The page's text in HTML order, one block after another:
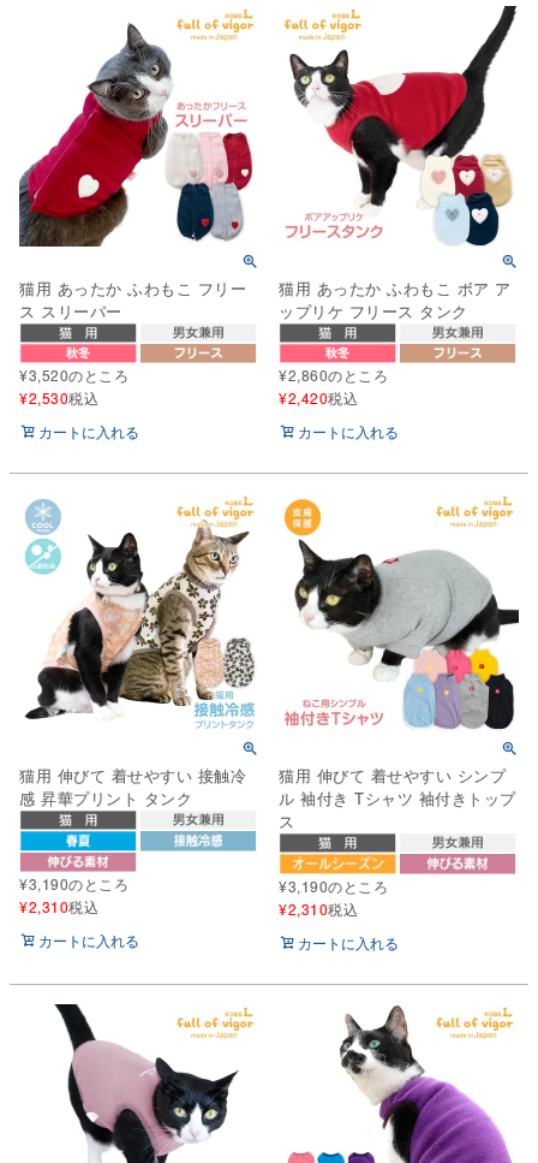
猫用 あったか ふわもこ フリー
ス スリーパー
¥3,520のところ
¥2,530税込
カートに入れる
猫用 あったか ふわもこ ボア ア
ップリケ フリース タンク
¥2,860のところ
¥2,420税込
カートに入れる
猫用 伸びて 着せやすい 接触冷
感 昇華プリント タンク
¥3,190のところ
¥2,310税込
カートに入れる
猫用 伸びて 着せやすい シンプ
ル 袖付き Tシャツ 袖付きトップ
ス
¥3,190のところ
¥2,310税込
カートに入れる